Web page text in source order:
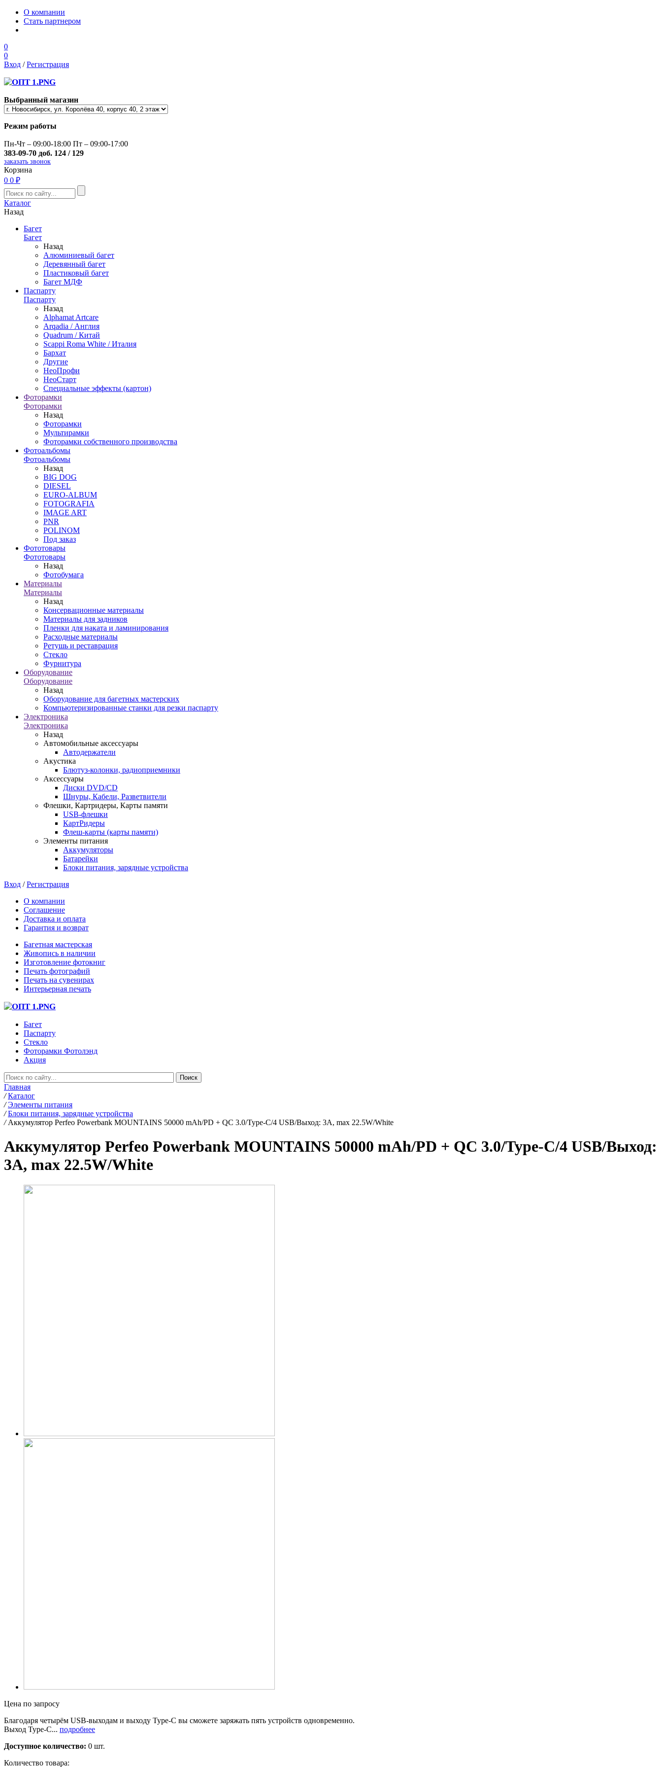
О компании
Стать партнером
0
0
Вход /Регистрация
Выбранный магазин
Режим работы
Пн-Чт – 09:00-18:00 Пт – 09:00-17:00
383-09-70 доб. 124 / 129
заказать звонок
Корзина
0 0 ₽
Каталог
Назад
Багет
Багет
Назад
Алюминиевый багет
Деревянный багет
Пластиковый багет
Багет МДФ
Паспарту
Паспарту
Назад
Alphamat Artcare
Arqadia / Англия
Quadrum / Китай
Scappi Roma White / Италия
Бархат
Другие
НеоПрофи
НеоСтарт
Специальные эффекты (картон)
Фоторамки
Фоторамки
Назад
Фоторамки
Мультирамки
Фоторамки собственного производства
Фотоальбомы
Фотоальбомы
Назад
BIG DOG
DIESEL
EURO-ALBUM
FOTOGRAFIA
IMAGE ART
PNR
POLINOM
Под заказ
Фототовары
Фототовары
Назад
Фотобумага
Материалы
Материалы
Назад
Консервационные материалы
Материалы для задников
Пленки для наката и ламинирования
Расходные материалы
Ретушь и реставрация
Стекло
Фурнитура
Оборудование
Оборудование
Назад
Оборудование для багетных мастерских
Компьютеризированные станки для резки паспарту
Электроника
Электроника
Назад
Автомобильные аксессуары
Автодержатели
Акустика
Блютуз-колонки, радиоприемники
Аксессуары
Диски DVD/CD
Шнуры, Кабели, Разветвители
Флешки, Картридеры, Карты памяти
USB-флешки
КартРидеры
Флеш-карты (карты памяти)
Элементы питания
Аккумуляторы
Батарейки
Блоки питания, зарядные устройства
Вход /Регистрация
О компании
Соглашение
Доставка и оплата
Гарантия и возврат
Багетная мастерская
Живопись в наличии
Изготовление фотокниг
Печать фотографий
Печать на сувенирах
Интерьерная печать
Багет
Паспарту
Стекло
Фоторамки Фотолэнд
Акция
Главная
/ Каталог
/ Элементы питания
/ Блоки питания, зарядные устройства
/ Аккумулятор Perfeo Powerbank MOUNTAINS 50000 mAh/PD + QC 3.0/Type-C/4 USB/Выход: 3A, max 22.5W/White
Аккумулятор Perfeo Powerbank MOUNTAINS 50000 mAh/PD + QC 3.0/Type-C/4 USB/Выход:
3A, max 22.5W/White
Цена по запросу
Благодаря четырём USB-выходам и выходу Type-C вы сможете заряжать пять устройств одновременно.
Выход Type-C... подробнее
Доступное количество: 0 шт.
Количество товара: